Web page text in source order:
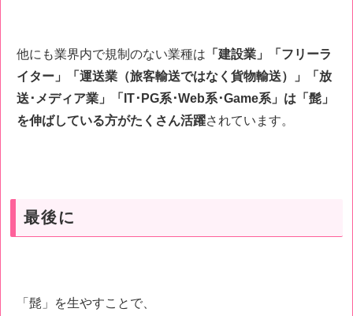
他にも業界内で規制のない業種は 「建設業」「フリーラ
イター」「運送業（旅客輸送ではなく貨物輸送）」「放
送･メディア業」「IT･PG系･Web系･Game系」は「髭」
を伸ばしている方がたくさん活躍されています。
最後に
「髭」を生やすことで、